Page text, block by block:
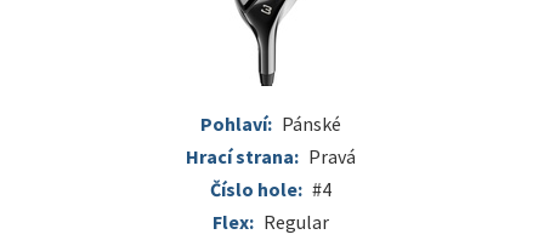
Pohlaví: Pánské
Hrací strana: Pravá
Číslo hole: #4
Flex: Regular